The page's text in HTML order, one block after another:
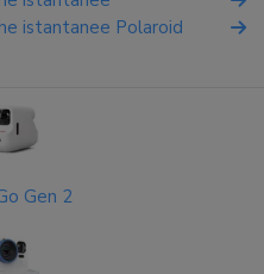
istantanee Polaroid
Gen 2